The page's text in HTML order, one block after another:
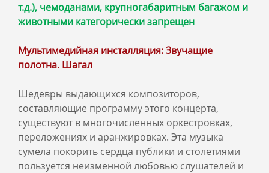
т.д.), чемоданами, крупногабаритным багажом и
животными категорически запрещен
Мультимедийная инсталляция: Звучащие
полотна. Шагал
Шедевры выдающихся композиторов,
составляющие программу этого концерта,
существуют в многочисленных оркестровках,
переложениях и аранжировках. Эта музыка
сумела покорить сердца публики и столетиями
пользуется неизменной любовью слушателей и